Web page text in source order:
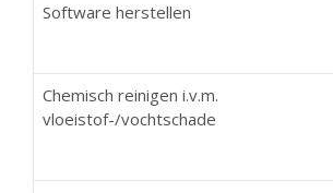
Software herstellen
Chemisch reinigen i.v.m.
vloeistof-/vochtschade